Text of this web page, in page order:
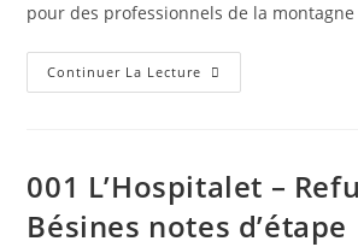
pour des professionnels de la
Continuer La Lecture
001 L’Hospitalet –
Bésines notes d’étape